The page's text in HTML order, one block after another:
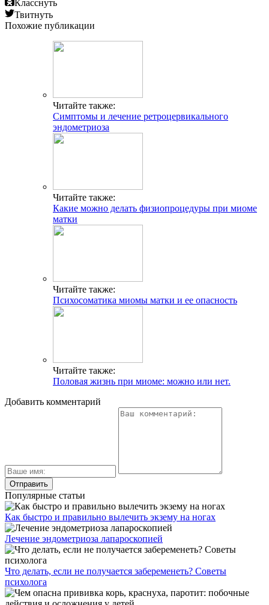
Класснуть
Твитнуть
Похожие публикации
Читайте также:
Cимптомы и лечение ретроцервикального
эндометриоза
Читайте также:
Какие можно делать физиопроцедуры при миоме
матки
Читайте также:
Психосоматика миомы матки и ее опасность
Читайте также:
Половая жизнь при миоме: можно или нет.
Добавить комментарий
Популярные статьи
Как быстро и правильно вылечить экзему на ногах
Лечение эндометриоза лапароскопией
Что делать, если не получается забеременеть? Советы
психолога